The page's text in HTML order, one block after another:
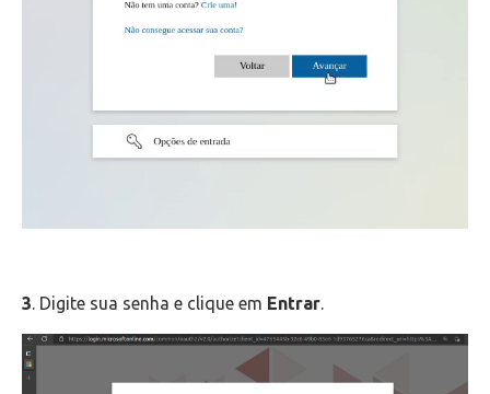
3. Digite sua senha e clique em Entrar.